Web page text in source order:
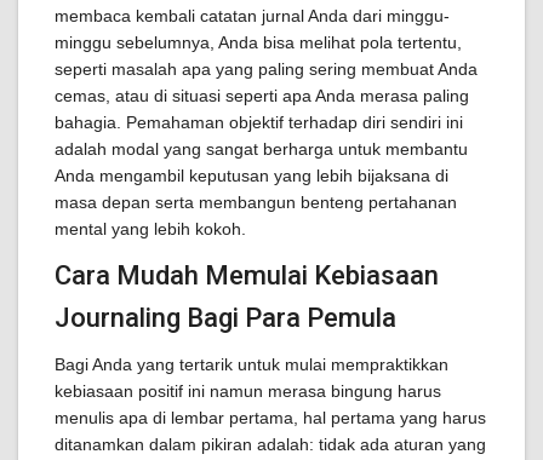
membaca kembali catatan jurnal Anda dari minggu-
minggu sebelumnya, Anda bisa melihat pola tertentu,
seperti masalah apa yang paling sering membuat Anda
cemas, atau di situasi seperti apa Anda merasa paling
bahagia. Pemahaman objektif terhadap diri sendiri ini
adalah modal yang sangat berharga untuk membantu
Anda mengambil keputusan yang lebih bijaksana di
masa depan serta membangun benteng pertahanan
mental yang lebih kokoh.
Cara Mudah Memulai Kebiasaan
Journaling Bagi Para Pemula
Bagi Anda yang tertarik untuk mulai mempraktikkan
kebiasaan positif ini namun merasa bingung harus
menulis apa di lembar pertama, hal pertama yang harus
ditanamkan dalam pikiran adalah: tidak ada aturan yang